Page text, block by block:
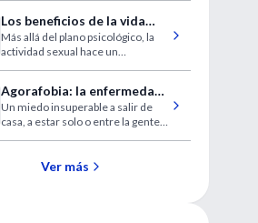
Los beneficios de la vida
sexual
Más allá del plano psicológico, la
actividad sexual hace un
los especialistas.
Agorafobia: la enfermedad
de los que no pueden salir
del encierro
Un miedo insuperable a salir de
casa, a estar solo o entre la gente.
muchos años de permanecer
Ver más